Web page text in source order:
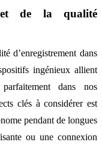
et de la qualité
d’enregistrement dans
ingénieux allient
dans nos
clés à considérer est
pendant de longues
ou une connexion